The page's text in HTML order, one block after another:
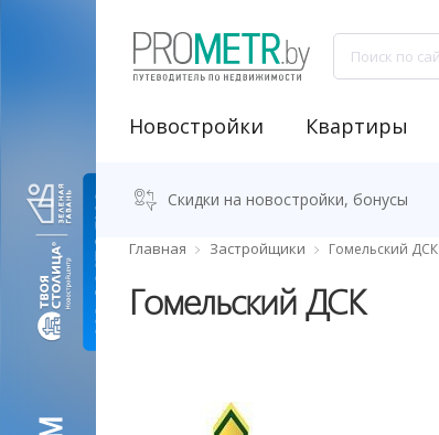
Новостройки Квартиры
Скидки на новостройки, бонусы
Главная Застройщики Гомельский ДСК
Гомельский ДСК